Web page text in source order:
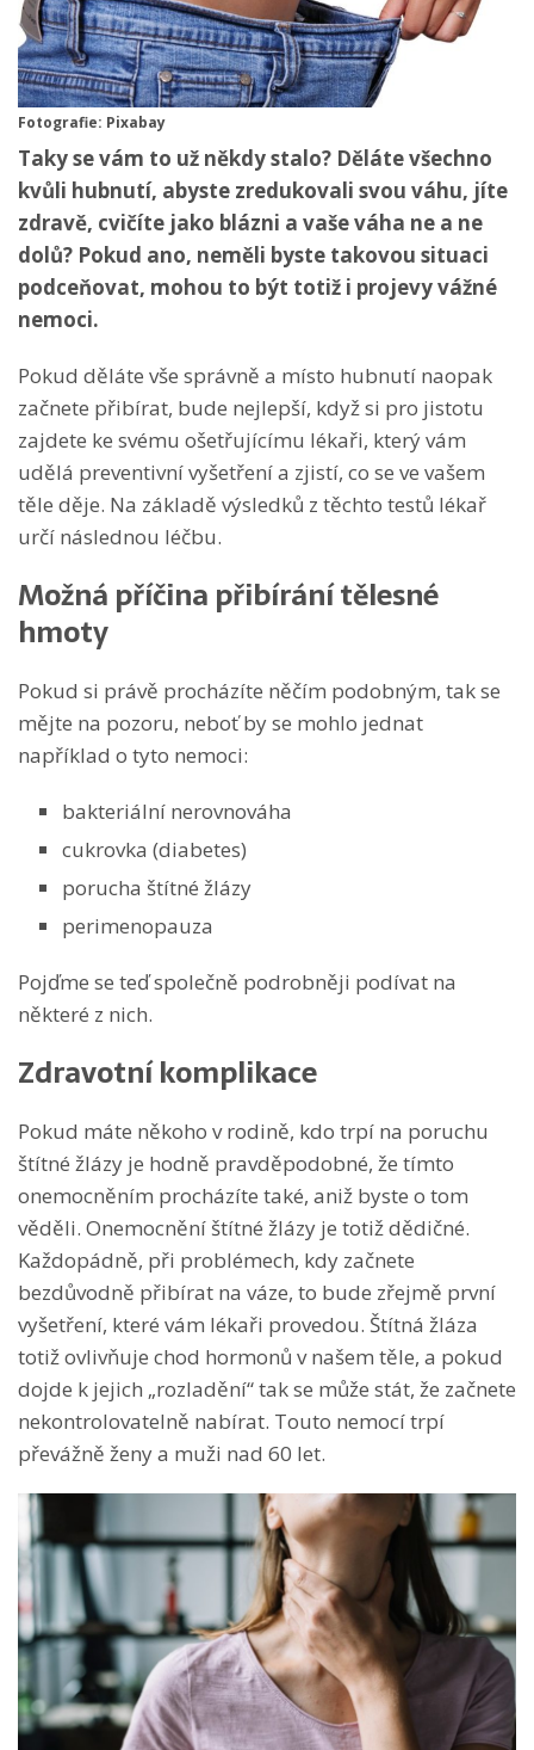
Fotografie: Pixabay
Taky se vám to už někdy stalo? Děláte všechno
kvůli hubnutí, abyste zredukovali svou váhu, jíte
zdravě, cvičíte jako blázni a vaše váha ne a ne
dolů? Pokud ano, neměli byste takovou situaci
podceňovat, mohou to být totiž i projevy vážné
nemoci.
Pokud děláte vše správně a místo hubnutí naopak
začnete přibírat, bude nejlepší, když si pro jistotu
zajdete ke svému ošetřujícímu lékaři, který vám
udělá preventivní vyšetření a zjistí, co se ve vašem
těle děje. Na základě výsledků z těchto testů lékař
určí následnou léčbu.
Možná příčina přibírání tělesné
hmoty
Pokud si právě procházíte něčím podobným, tak se
mějte na pozoru, neboť by se mohlo jednat
například o tyto nemoci:
bakteriální nerovnováha
cukrovka (diabetes)
porucha štítné žlázy
perimenopauza
Pojďme se teď společně podrobněji podívat na
některé z nich.
Zdravotní komplikace
Pokud máte někoho v rodině, kdo trpí na poruchu
štítné žlázy je hodně pravděpodobné, že tímto
onemocněním procházíte také, aniž byste o tom
věděli. Onemocnění štítné žlázy je totiž dědičné.
Každopádně, při problémech, kdy začnete
bezdůvodně přibírat na váze, to bude zřejmě první
vyšetření, které vám lékaři provedou. Štítná žláza
totiž ovlivňuje chod hormonů v našem těle, a pokud
dojde k jejich „rozladění“ tak se může stát, že začnete
nekontrolovatelně nabírat. Touto nemocí trpí
převážně ženy a muži nad 60 let.